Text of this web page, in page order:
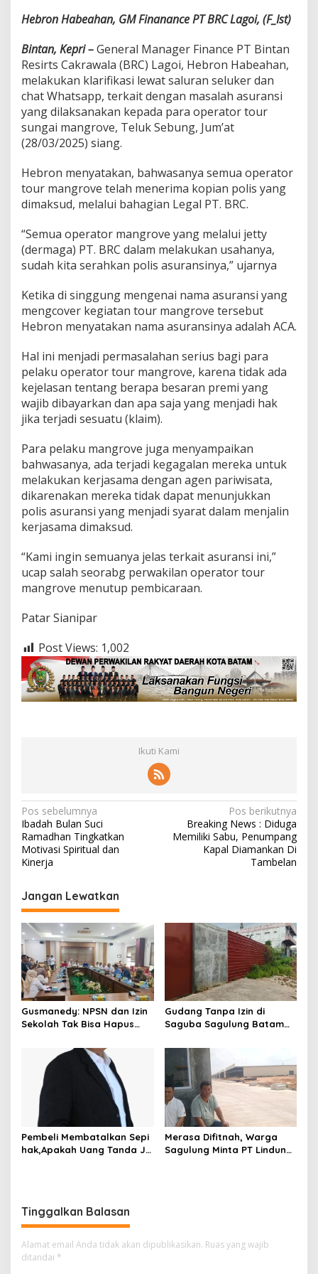
r
n
s
i
T
o
u
r
g
a
i
M
n
g
r
v
e
Hebron Habeahan, GM Finanance PT BRC Lagoi, (F_Ist)
Bintan, Kepri –General Manager Finance PT Bintan
Resirts Cakrawala (BRC) Lagoi, Hebron Habeahan,
melakukan klarifikasi lewat saluran seluker dan
chat Whatsapp, terkait dengan masalah asuransi
yang dilaksanakan kepada para operator tour
sungai mangrove, Teluk Sebung, Jum’at
(28/03/2025) siang.
Hebron menyatakan, bahwasanya semua operator
tour mangrove telah menerima kopian polis yang
dimaksud, melalui bahagian Legal PT. BRC.
“Semua operator mangrove yang melalui jetty
(dermaga) PT. BRC dalam melakukan usahanya,
sudah kita serahkan polis asuransinya,” ujarnya
Ketika di singgung mengenai nama asuransi yang
mengcover kegiatan tour mangrove tersebut
Hebron menyatakan nama asuransinya adalah ACA.
Hal ini menjadi permasalahan serius bagi para
pelaku operator tour mangrove, karena tidak ada
kejelasan tentang berapa besaran premi yang
wajib dibayarkan dan apa saja yang menjadi hak
jika terjadi sesuatu (klaim).
Para pelaku mangrove juga menyampaikan
bahwasanya, ada terjadi kegagalan mereka untuk
melakukan kerjasama dengan agen pariwisata,
dikarenakan mereka tidak dapat menunjukkan
polis asuransi yang menjadi syarat dalam menjalin
kerjasama dimaksud.
“Kami ingin semuanya jelas terkait asuransi ini,”
ucap salah seorabg perwakilan operator tour
mangrove menutup pembicaraan.
Patar Sianipar
Post Views: 1,002
Ikuti Kami
N
a
v
i
g
a
s
i
p
o
s
Pos sebelumnya
Ibadah Bulan Suci
Ramadhan Tingkatkan
Motivasi Spiritual dan
Kinerja
Pos berikutnya
Breaking News : Diduga
Memiliki Sabu, Penumpang
Kapal Diamankan Di
Tambelan
Jangan Lewatkan
Gusmanedy: NPSN dan Izin
Sekolah Tak Bisa Hapus
Dugaan Kekerasan Anak
Gudang Tanpa Izin di
Saguba Sagulung Batam
Bersubsidi, Warga Resah
Terancam Bahaya
Kebakaran
Pembeli Membatalkan Sepi
hak,Apakah Uang Tanda Ja
Merasa Difitnah, Warga
Sagulung Minta PT Lindung
Tinggalkan Balasan
Alamat email Anda tidak akan dipublikasikan. Ruas yang wajib
ditandai *